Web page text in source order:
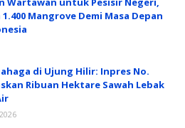
1.400 Mangrove Demi Masa Depan
di Ujung Hilir: Inpres No.
Ribuan Hektare Sawah Lebak